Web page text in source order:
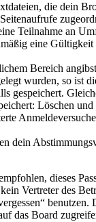
die dein
Teilnahme an
eine
Bereich
wurden, so ist
gespeichert.
Löschen
dein
dieses
Vertreter des
das Board